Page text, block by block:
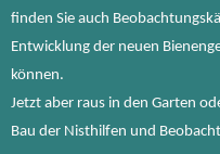
finden Sie auch
Entwicklung der neuen
können.
Jetzt aber raus in den Garten
Bau der Nisthilfen und